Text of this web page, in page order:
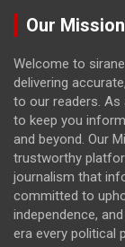
Our Mission
Welcome to
delivering
to our readers. As
to keep you
and beyond. Our
trustworthy
journalism that
committed to
independence,
era every political